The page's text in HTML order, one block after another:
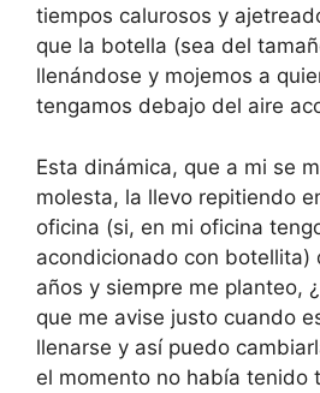
tiempos calurosos y
que la botella (sea del
llenándose y mojemos a
tengamos debajo del aire
Esta dinámica, que a mi se
molesta, la llevo repitiendo
oficina (si, en mi oficina
acondicionado con botellita)
años y siempre me planteo,
que me avise justo cuando
llenarse y así puedo
el momento no había tenido